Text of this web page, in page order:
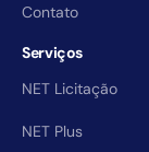
Contato
Serviços
NET Licitação
NET Plus